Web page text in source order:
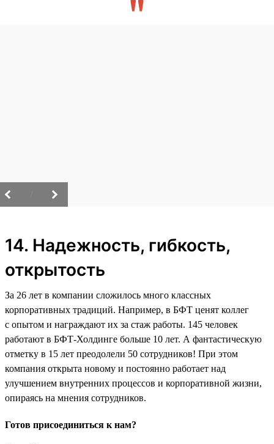
14. Надежность, гибкость,
открытость
За 26 лет в компании сложилось много классных
корпоративных традиций. Например, в БФТ ценят коллег
с опытом и награждают их за стаж работы. 145 человек
работают в БФТ-Холдинге больше 10 лет. А фантастическую
отметку в 15 лет преодолели 50 сотрудников! При этом
компания открыта новому и постоянно работает над
улучшением внутренних процессов и корпоративной жизни,
опираясь на мнения сотрудников.
Готов присоединиться к нам?